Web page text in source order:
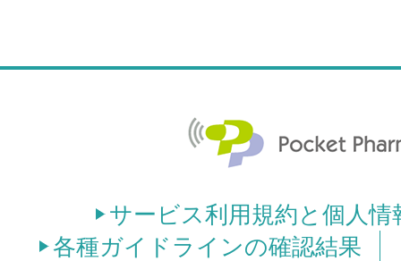
サービス利用規約と個人
各種ガイドラインの確認結果